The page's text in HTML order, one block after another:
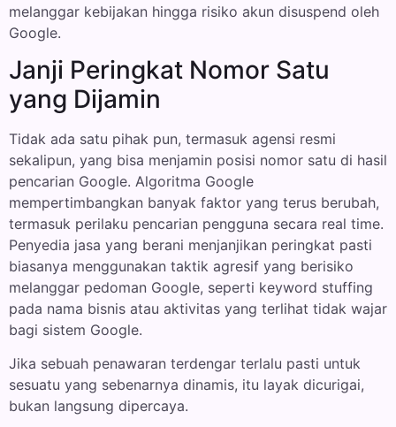
melanggar kebijakan hingga risiko akun disuspend oleh
Google.
Janji Peringkat Nomor Satu
yang Dijamin
Tidak ada satu pihak pun, termasuk agensi resmi
sekalipun, yang bisa menjamin posisi nomor satu di hasil
pencarian Google. Algoritma Google
mempertimbangkan banyak faktor yang terus berubah,
termasuk perilaku pencarian pengguna secara real time.
Penyedia jasa yang berani menjanjikan peringkat pasti
biasanya menggunakan taktik agresif yang berisiko
melanggar pedoman Google, seperti keyword stuffing
pada nama bisnis atau aktivitas yang terlihat tidak wajar
bagi sistem Google.
Jika sebuah penawaran terdengar terlalu pasti untuk
sesuatu yang sebenarnya dinamis, itu layak dicurigai,
bukan langsung dipercaya.